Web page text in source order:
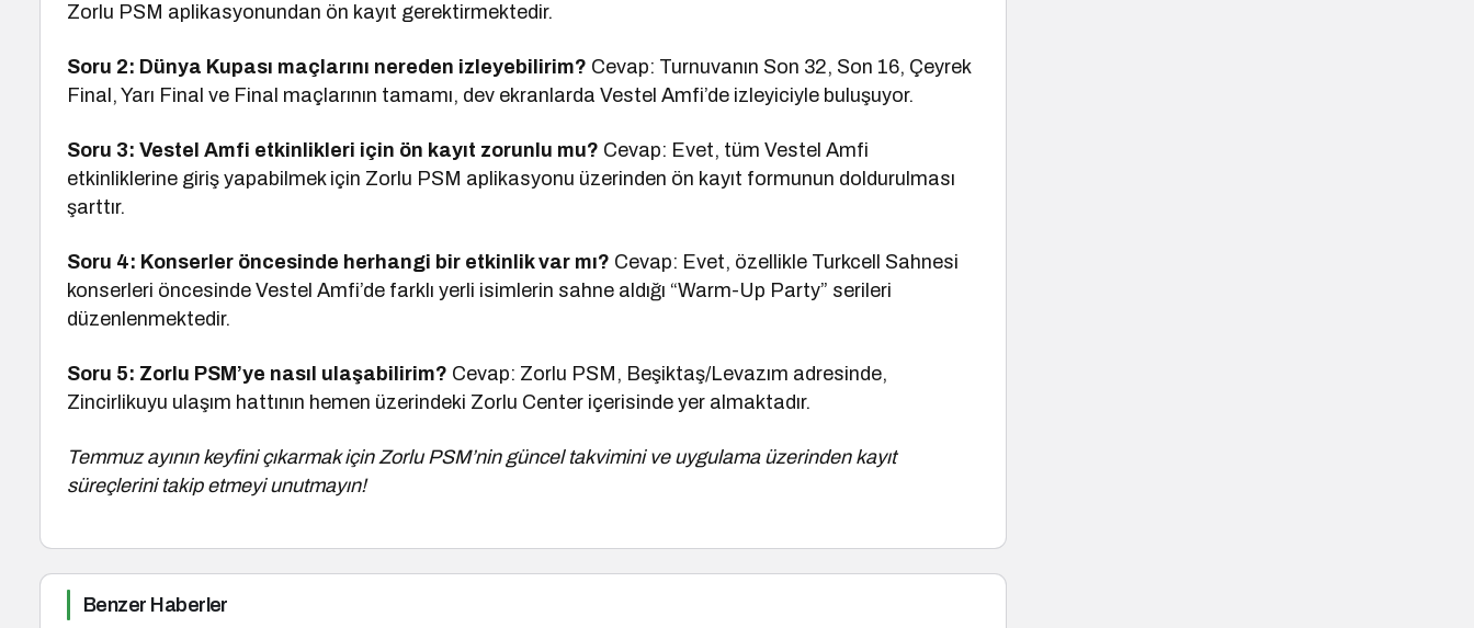
Zorlu PSM aplikasyonundan ön kayıt gerektirmektedir.
Soru 2: Dünya Kupası maçlarını nereden izleyebilirim? Cevap: Turnuvanın Son 32, Son 16, Çeyrek
Final, Yarı Final ve Final maçlarının tamamı, dev ekranlarda Vestel Amfi’de izleyiciyle buluşuyor.
Soru 3: Vestel Amfi etkinlikleri için ön kayıt zorunlu mu? Cevap: Evet, tüm Vestel Amfi
etkinliklerine giriş yapabilmek için Zorlu PSM aplikasyonu üzerinden ön kayıt formunun doldurulması
şarttır.
Soru 4: Konserler öncesinde herhangi bir etkinlik var mı? Cevap: Evet, özellikle Turkcell Sahnesi
konserleri öncesinde Vestel Amfi’de farklı yerli isimlerin sahne aldığı “Warm-Up Party” serileri
düzenlenmektedir.
Soru 5: Zorlu PSM’ye nasıl ulaşabilirim? Cevap: Zorlu PSM, Beşiktaş/Levazım adresinde,
Zincirlikuyu ulaşım hattının hemen üzerindeki Zorlu Center içerisinde yer almaktadır.
Temmuz ayının keyfini çıkarmak için Zorlu PSM’nin güncel takvimini ve uygulama üzerinden kayıt
süreçlerini takip etmeyi unutmayın!
Benzer Haberler